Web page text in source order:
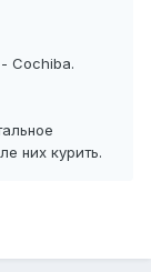
Cochiba.
них курить.